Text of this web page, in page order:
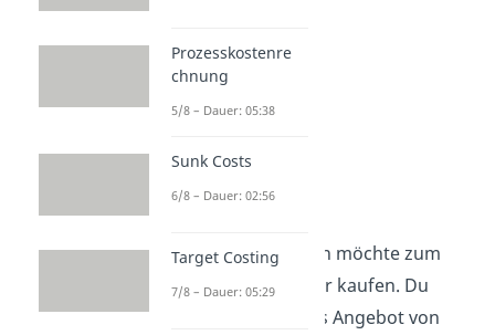
Beispiel
Dein Unternehmen möchte zum
Beispiel zehn Roller kaufen. Du
holst dir folgendes Angebot von
Prozesskostenre
chnung
5/8 – Dauer: 05:38
Sunk Costs
6/8 – Dauer: 02:56
Target Costing
7/8 – Dauer: 05:29